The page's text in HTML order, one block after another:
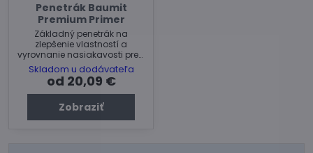
Penetrák Baumit
Premium Primer
Základný penetrák na
zlepšenie vlastností a
vyrovnanie nasiakavosti pred
aplikáciou konečných
povrchových úprav. V ponuke
dve balenia: 5 a 20 kg.
Skladom u dodávateľa
od 20,09 €
Zobraziť